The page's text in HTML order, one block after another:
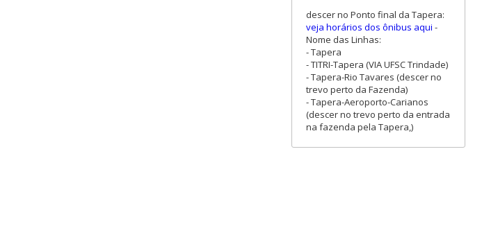
descer no Ponto final da Tapera:
veja horários dos ônibus aqui -
Nome das Linhas:
- Tapera
- TITRI-Tapera (VIA UFSC Trindade)
- Tapera-Rio Tavares (descer no
trevo perto da Fazenda)
- Tapera-Aeroporto-Carianos
(descer no trevo perto da entrada
na fazenda pela Tapera,)